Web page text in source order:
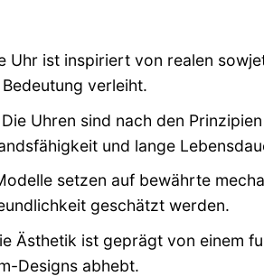
Uhr ist inspiriert von realen
verleiht.
Die Uhren sind nach den
und lange
setzen auf bewährte
geschätzt werden.
Ästhetik ist geprägt von einem
Designs abhebt.